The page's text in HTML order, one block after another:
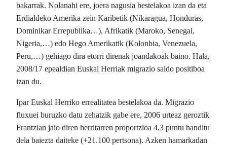
bakarrak. Nolanahi ere, joera nagusia bestelakoa izan da eta
Erdialdeko Amerika zein Karibetik (Nikaragua, Honduras,
Dominikar Errepublika…), Afrikatik (Maroko, Senegal,
Nigeria,…) edo Hego Amerikatik (Kolonbia, Venezuela,
Peru,…) gehiago dira etorri direnak joandakoak baino. Hala,
2008/17 epealdian Euskal Herriak migrazio saldo positiboa
izan du.
Ipar Euskal Herriko errealitatea bestelakoa da. Migrazio
fluxuei buruzko datu zehatzik gabe ere, 2006 urteaz geroztik
Frantzian jaio diren herritarren proportzioa 4,3 puntu handitu
dela baiezta daiteke (+21.100 pertsona). Azken hamarkadan